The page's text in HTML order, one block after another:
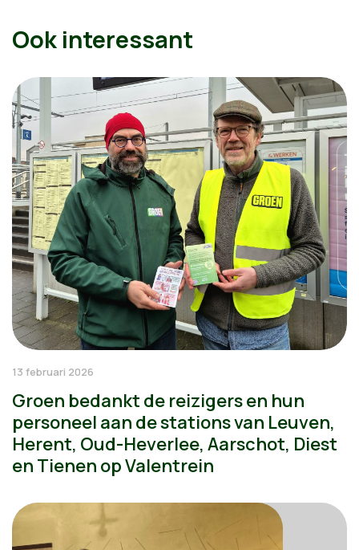
Ook interessant
13 februari 2026
Groen bedankt de reizigers en hun
personeel aan de stations van Leuven,
Herent, Oud-Heverlee, Aarschot, Diest
en Tienen op Valentrein